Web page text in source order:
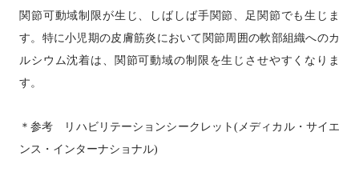
関節可動域制限が生じ、しばしば手関節、足関節でも生じま
す。特に小児期の皮膚筋炎において関節周囲の軟部組織へのカ
ルシウム沈着は、関節可動域の制限を生じさせやすくなりま
す。
＊参考　リハビリテーションシークレット(メディカル・サイエ
ンス・インターナショナル)